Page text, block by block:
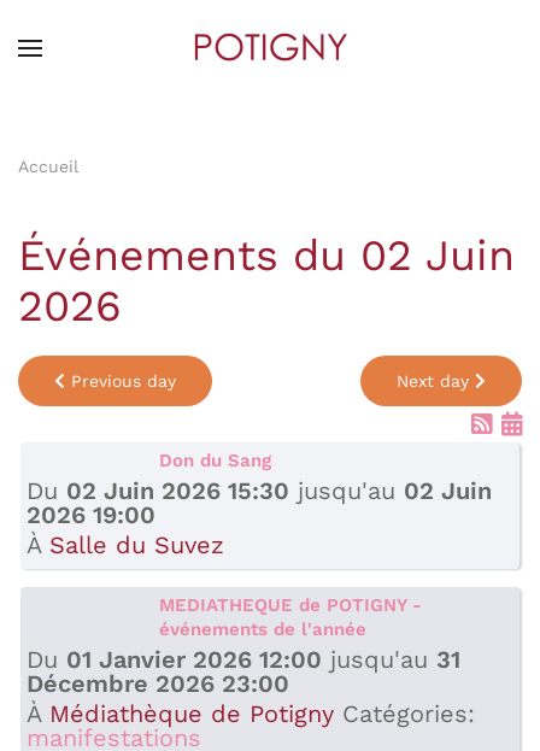
content
Accueil
Événements du 02 Juin
2026
Previous day Next day
Don du Sang
Du 02 Juin 2026 15:30 jusqu'au 02 Juin
2026 19:00
À Salle du Suvez
MEDIATHEQUE de POTIGNY -
événements de l'année
Du 01 Janvier 2026 12:00 jusqu'au 31
Décembre 2026 23:00
À Médiathèque de Potigny Catégories:
manifestations